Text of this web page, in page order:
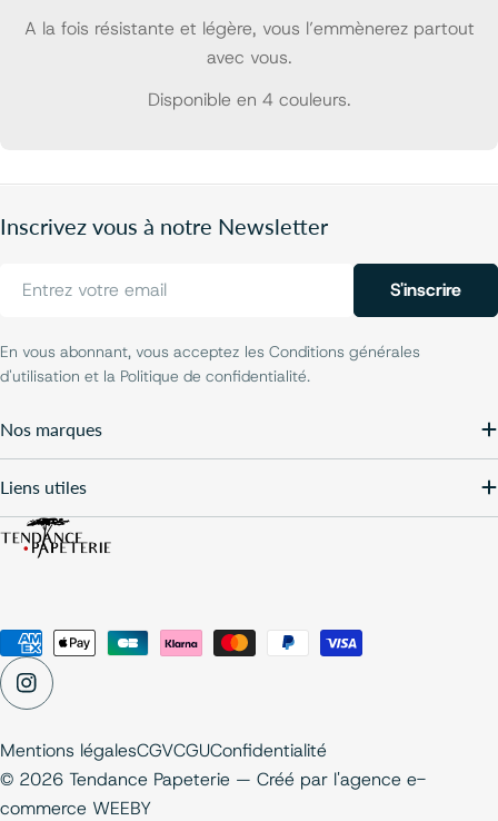
A la fois résistante et légère, vous l’emmènerez partout
avec vous.
Disponible en 4 couleurs.
Inscrivez vous à notre Newsletter
S'inscrire
En vous abonnant, vous acceptez les Conditions générales
d'utilisation et la Politique de confidentialité.
Nos marques
Liens utiles
Modes
de
paiement
Instagram
© 2026 Tendance Papeterie — Créé par l'agence e-
commerce WEEBY
Mentions légalesCGVCGUConfidentialité